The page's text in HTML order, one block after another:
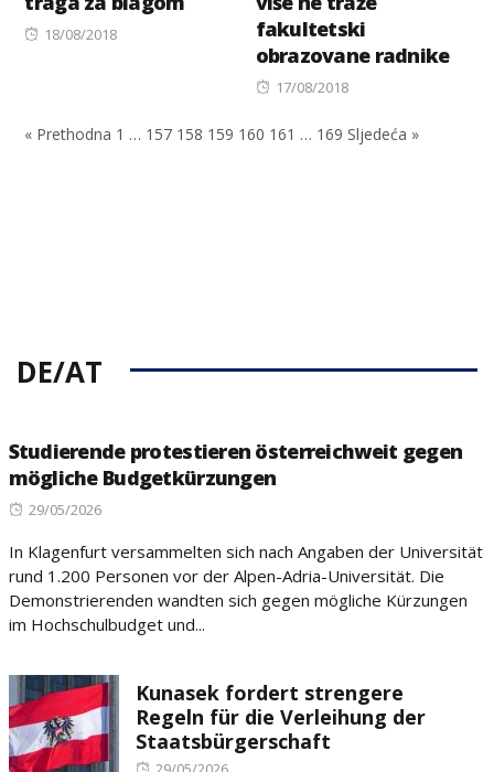
Posted
18/08/2018
fakultetski
obrazovane radnike
Posted
17/08/2018
« Prethodna 1 … 157 158 159 160 161 … 169 Sljedeća »
DE/AT
Studierende protestieren österreichweit gegen
mögliche Budgetkürzungen
Posted
29/05/2026
In Klagenfurt versammelten sich nach Angaben der Universität
rund 1.200 Personen vor der Alpen-Adria-Universität. Die
Demonstrierenden wandten sich gegen mögliche Kürzungen
im Hochschulbudget und...
Kunasek fordert strengere
Regeln für die Verleihung der
Staatsbürgerschaft
Posted